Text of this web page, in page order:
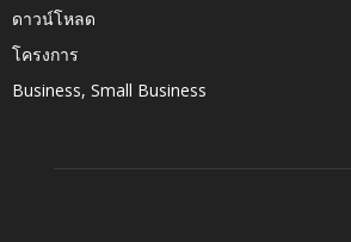
ดาวน์โหลด
โครงการ
Business, Small Business